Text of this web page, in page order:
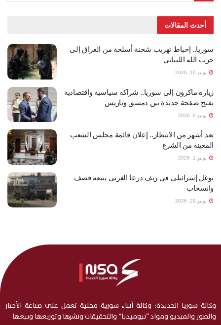
أحدث المقالات
سوريا.. إحباط تهريب شحنة أسلحة من العراق إلى
حزب الله اللبناني
يوليو 16, 2026
زيارة ماكرون إلى سوريا.. شراكة سياسية واقتصادية
تفتح صفحة جديدة بين دمشق وباريس
يوليو 9, 2026
بعد أشهر من الانتظار.. إعلان قائمة مجلس الشعب
المعينة من الشرع
يوليو 1, 2026
توغل إسرائيلي في ريف درعا الغربي يتبعه قصف
وانسحاب
يونيو 29, 2026
وكالة سوريا الجديدة: وكالة أنباء سورية محلية تعمل على صناعة الأخبار
والصور والفيديو ومواد “نيوميديا” والتحقيقات ونشرها وتوزيعها وبيعها